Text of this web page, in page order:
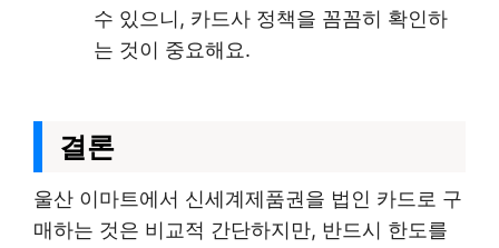
수 있으니, 카드사 정책을 꼼꼼히 확인하
는 것이 중요해요.
결론
울산 이마트에서 신세계제품권을 법인 카드로 구
매하는 것은 비교적 간단하지만, 반드시 한도를